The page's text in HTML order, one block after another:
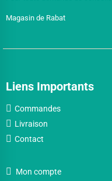
Magasin de Rabat
Liens Importants
Commandes
Livraison
Contact
Mon compte